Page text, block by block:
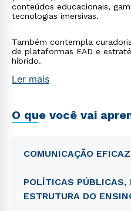
conteúdos educacionais,
tecnologias imersivas.
Também contempla
de plataformas EAD e
híbrido.
Ler mais
O que você vai
COMUNICAÇÃO
POLÍTICAS PÚBLICAS,
ESTRUTURA DO